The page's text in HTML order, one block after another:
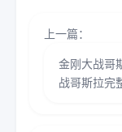
上一篇：
金刚大战哥
战哥斯拉完